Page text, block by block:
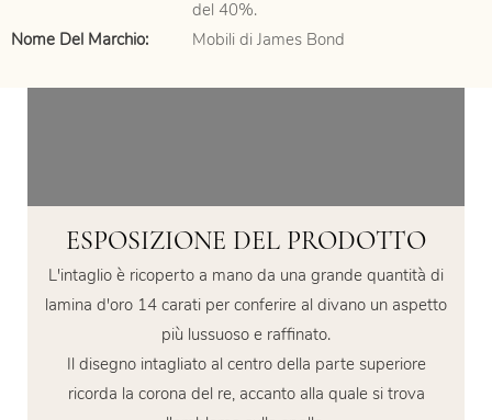
del 40%.
Nome Del Marchio:
Mobili di James Bond
ESPOSIZIONE DEL PRODOTTO
L'intaglio è ricoperto a mano da una grande quantità di
lamina d'oro 14 carati per conferire al divano un aspetto
più lussuoso e raffinato.
Il disegno intagliato al centro della parte superiore
ricorda la corona del re, accanto alla quale si trova